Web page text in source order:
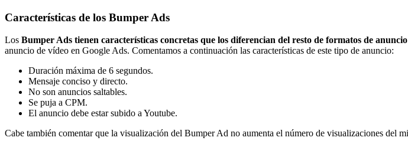
Características de los Bumper Ads
Los Bumper Ads tienen características concretas que los diferencian del resto de formatos de
anuncio de vídeo en Google Ads. Comentamos a continuación las características de este tipo de anuncio:
Duración máxima de 6 segundos.
Mensaje conciso y directo.
No son anuncios saltables.
Se puja a CPM.
El anuncio debe estar subido a Youtube.
Cabe también comentar que la visualización del Bumper Ad no aumenta el número de visualizaciones del